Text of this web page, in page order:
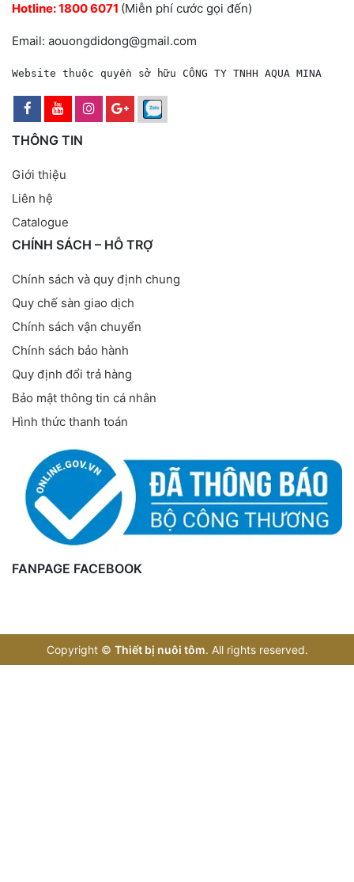
Hotline:1800 6071 (Miễn phí cước gọi đến)
Email: aouongdidong@gmail.com
Website thuộc quyền sở hữu CÔNG TY TNHH AQUA MINA
THÔNG TIN
Giới thiệu
Liên hệ
Catalogue
CHÍNH SÁCH – HỖ TRỢ
Chính sách và quy định chung
Quy chế sàn giao dịch
Chính sách vận chuyển
Chính sách bảo hành
Quy định đổi trả hàng
Bảo mật thông tin cá nhân
Hình thức thanh toán
FANPAGE FACEBOOK
Copyright © Thiết bị nuôi tôm. All rights reserved.